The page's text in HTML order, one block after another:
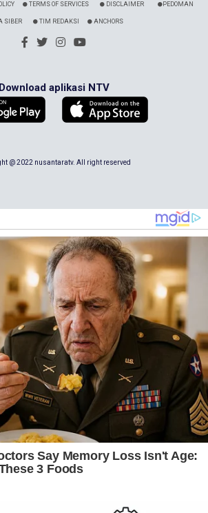
TERMS OF SERVICES DISCLAIMER PEDOMAN
SIBER TIM REDAKSI ANCHORS
Download aplikasi NTV
@ 2022 nusantaratv. All right reserved